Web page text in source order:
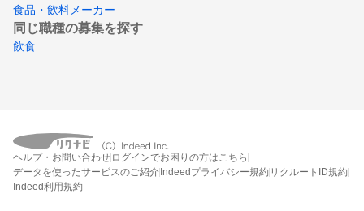
食品・飲料メーカー
同じ職種の募集を探す
飲食
ヘルプ・お問い合わせ ログインでお困りの方はこちら
データを使ったサービスのご紹介Indeedプライバシー規約 リクルートID規約
Indeed利用規約